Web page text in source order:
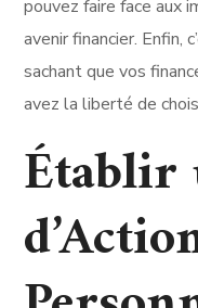
pouvez faire face aux
avenir financier. Enfin,
sachant que vos
avez la liberté de
Établir